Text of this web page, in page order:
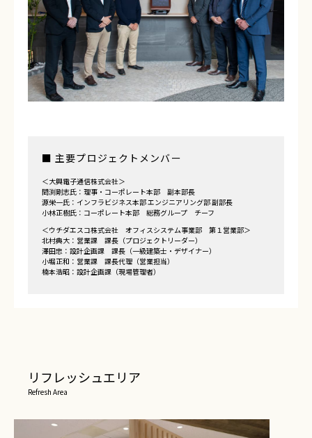
■ 主要プロジェクトメンバー
＜大興電子通信株式会社＞
間渕剛志氏：理事・コーポレート本部 副本部長
源栄一氏：インフラビジネス本部 エンジニアリング部 副部長
小林正樹氏：コーポレート本部 総務グループ チーフ
＜ウチダエスコ株式会社 オフィスシステム事業部 第１営業部＞
北村典大：営業課 課長（プロジェクトリーダー）
澤田忠：設計企画課 課長（一級建築士・デザイナー）
小堀正和：営業課 課長代理（営業担当）
楠本浩昭：設計企画課（現場管理者）
リフレッシュエリア
Refresh Area